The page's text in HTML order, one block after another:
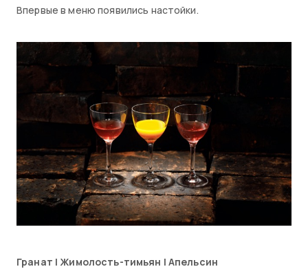
Впервые в меню появились настойки.
Гранат | Жимолость-тимьян | Апельсин